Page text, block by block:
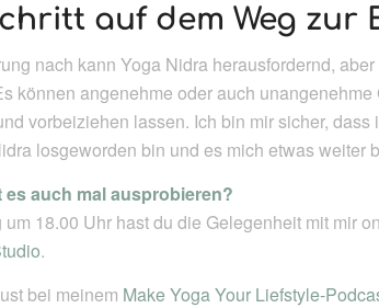
auf dem Weg zur
nach kann Yoga Nidra herausfordernd,
können angenehme oder auch
vorbeiziehen lassen. Ich bin mir sicher,
losgeworden bin und es mich etwas weiter
es auch mal ausprobieren?
18.00 Uhr hast du die Gelegenheit mit mir
.
bei meinem Make Yoga Your Liefstyle-